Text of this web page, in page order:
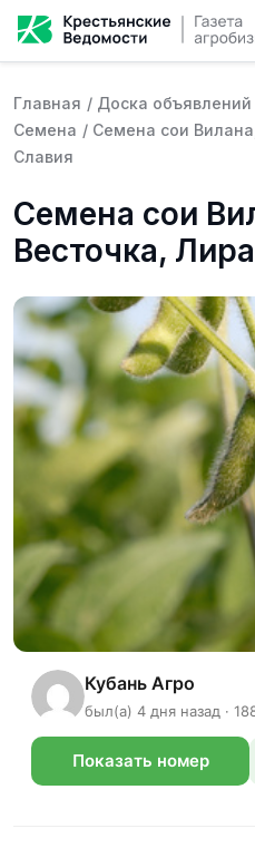
Главная / Доска объявлений
Семена / Семена сои
Славия
Семена сои
Весточка,
Кубань Агро
был(а) 4 дня назад ·
Показать номер